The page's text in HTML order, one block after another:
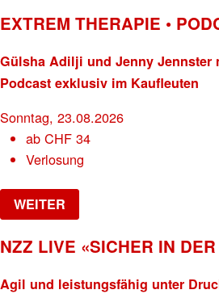
EXTREM THERAPIE •
Gülsha Adilji und Jenny Jennster
Podcast exklusiv im Kaufleuten
Sonntag, 23.08.2026
abCHF 34
Verlosung
WEITER
NZZ LIVE «SICHER IN
Agil und leistungsfähig unter